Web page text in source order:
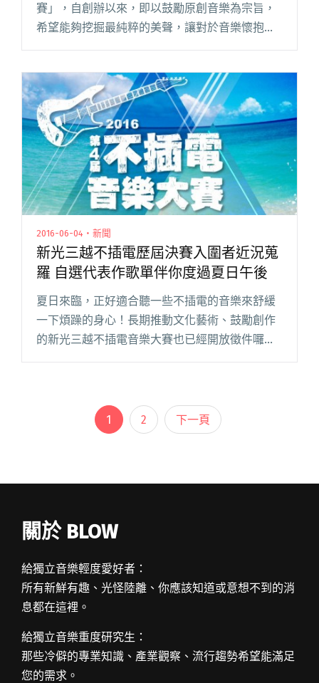
賽」，自創辦以來，即以鼓勵原創音樂為宗旨，
希望能夠挖掘最純粹的美聲，讓對於音樂懷抱夢
想的朋友能大展身手，躍上夢想的舞台。今年的
額更超過 20 萬元，決賽冠軍還能閱讀全文 "得冠
軍就是開運啦！專訪新光三越不插電第三屆冠
軍：椅子樂團"
2016-06-04・新聞
新光三越不插電歷屆決賽入圍者近況蒐
羅 自選代表作歌單伴你度過夏日午後
夏日來臨，正好適合聽一些不插電的音樂來舒緩
一下煩躁的身心！長期推動文化藝術、鼓勵創作
的新光三越不插電音樂大賽也已經開放徵件囉！
活動期望透過不插電的表演形式來鼓勵原創音
越不插電歷屆決賽入圍者近況蒐羅 自選代表作歌
單伴你度過夏日午後"
1 2 下一頁
關於 BLOW
給獨立音樂輕度愛好者：
所有新鮮有趣、光怪陸離、你應該知道或意想不到的消
息都在這裡。
給獨立音樂重度研究生：
那些冷僻的專業知識、產業觀察、流行趨勢希望能滿足
您的需求。